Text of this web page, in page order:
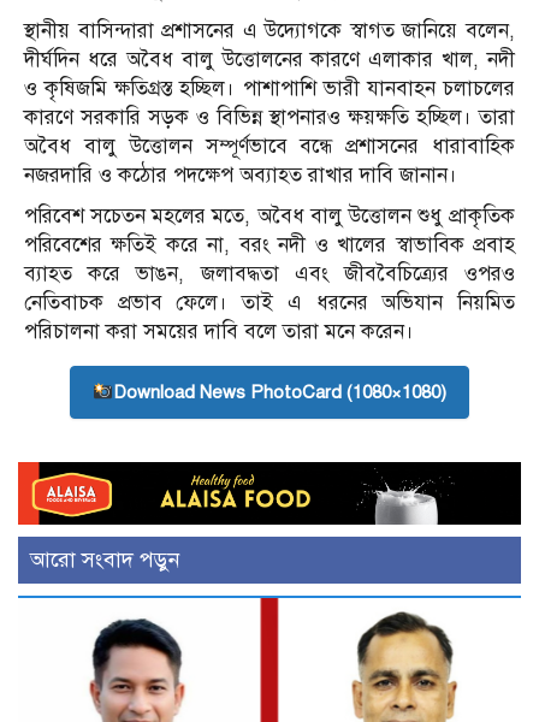
স্থানীয় বাসিন্দারা প্রশাসনের এ উদ্যোগকে স্বাগত জানিয়ে বলেন,
দীর্ঘদিন ধরে অবৈধ বালু উত্তোলনের কারণে এলাকার খাল, নদী
ও কৃষিজমি ক্ষতিগ্রস্ত হচ্ছিল। পাশাপাশি ভারী যানবাহন চলাচলের
কারণে সরকারি সড়ক ও বিভিন্ন স্থাপনারও ক্ষয়ক্ষতি হচ্ছিল। তারা
অবৈধ বালু উত্তোলন সম্পূর্ণভাবে বন্ধে প্রশাসনের ধারাবাহিক
নজরদারি ও কঠোর পদক্ষেপ অব্যাহত রাখার দাবি জানান।
পরিবেশ সচেতন মহলের মতে, অবৈধ বালু উত্তোলন শুধু প্রাকৃতিক
পরিবেশের ক্ষতিই করে না, বরং নদী ও খালের স্বাভাবিক প্রবাহ
ব্যাহত করে ভাঙন, জলাবদ্ধতা এবং জীববৈচিত্র্যের ওপরও
নেতিবাচক প্রভাব ফেলে। তাই এ ধরনের অভিযান নিয়মিত
পরিচালনা করা সময়ের দাবি বলে তারা মনে করেন।
Download News PhotoCard (1080×1080)
আরো সংবাদ পড়ুন